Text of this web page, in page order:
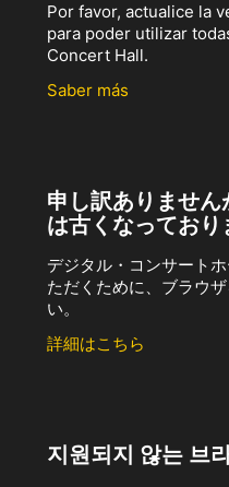
Por favor, actualice la
para poder utilizar
Concert Hall.
Saber más
申し訳ありませ
は古くなっており
デジタル・コンサート
ただくために、ブラウ
い。
詳細はこちら
지원되지 않는 브